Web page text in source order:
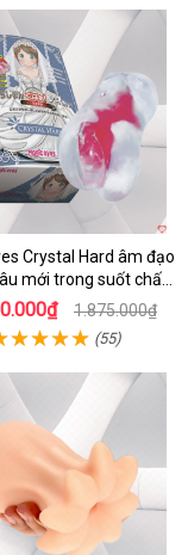
Crystal Hard âm đạo
mới trong suốt chất
mềm mại kích thích
1.875.000₫
(55)